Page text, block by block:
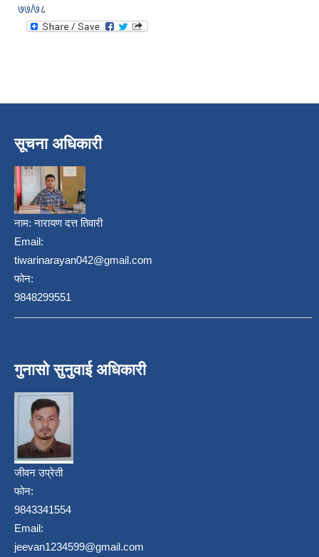
७७/७८
सूचना अधिकारी
नाम:नारायण दत्त तिवारी
Email:
tiwarinarayan042@gmail.com
फोन:
9848299551
गुनासो सुनुवाई अधिकारी
जीवन उप्रेती
फोन:
9843341554
Email:
jeevan1234599@gmail.com